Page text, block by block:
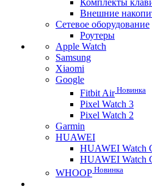
Внешние
Сетевое оборудование
Роутеры
Apple Watch
Samsung
Xiaomi
Google
Fitbit AirНовинка
Pixel Watch 3
Pixel Watch 2
Garmin
HUAWEI
HUAWEI Watch
HUAWEI Watch
WHOOP Новинка